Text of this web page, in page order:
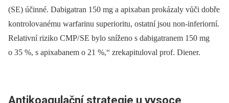
(SE) účinné. Dabigatran 150 mg a apixaban prokázaly vůči dobře
kontrolovanému warfarinu superioritu, ostatní jsou non‑inferiorní.
Relativní riziko CMP/ SE bylo sníženo s dabigatranem 150 mg
o 35 %, s apixabanem o 21 %,“ zrekapituloval prof. Diener.
Antikoagulační strategie u vysoce